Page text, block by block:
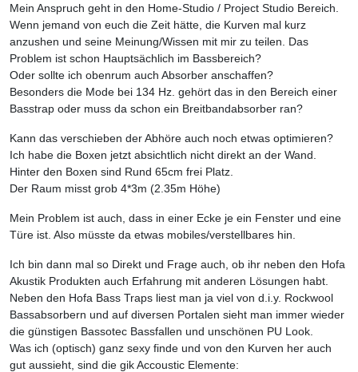
Mein Anspruch geht in den Home-Studio / Project Studio Bereich.
Wenn jemand von euch die Zeit hätte, die Kurven mal kurz
anzushen und seine Meinung/Wissen mit mir zu teilen. Das
Problem ist schon Hauptsächlich im Bassbereich?
Oder sollte ich obenrum auch Absorber anschaffen?
Besonders die Mode bei 134 Hz. gehört das in den Bereich einer
Basstrap oder muss da schon ein Breitbandabsorber ran?
Kann das verschieben der Abhöre auch noch etwas optimieren?
Ich habe die Boxen jetzt absichtlich nicht direkt an der Wand.
Hinter den Boxen sind Rund 65cm frei Platz.
Der Raum misst grob 4*3m (2.35m Höhe)
Mein Problem ist auch, dass in einer Ecke je ein Fenster und eine
Türe ist. Also müsste da etwas mobiles/verstellbares hin.
Ich bin dann mal so Direkt und Frage auch, ob ihr neben den Hofa
Akustik Produkten auch Erfahrung mit anderen Lösungen habt.
Neben den Hofa Bass Traps liest man ja viel von d.i.y. Rockwool
Bassabsorbern und auf diversen Portalen sieht man immer wieder
die günstigen Bassotec Bassfallen und unschönen PU Look.
Was ich (optisch) ganz sexy finde und von den Kurven her auch
gut aussieht, sind die gik Accoustic Elemente: